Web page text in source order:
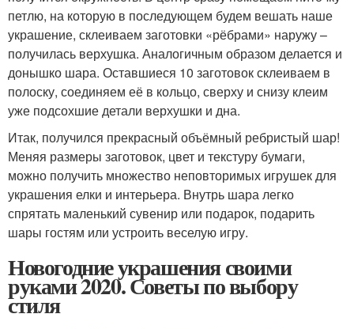
петлю, на которую в последующем будем вешать наше
украшение, склеиваем заготовки «рёбрами» наружу –
получилась верхушка. Аналогичным образом делается и
донышко шара. Оставшиеся 10 заготовок склеиваем в
полоску, соединяем её в кольцо, сверху и снизу клеим
уже подсохшие детали верхушки и дна.
Итак, получился прекрасный объёмный ребристый шар!
Меняя размеры заготовок, цвет и текстуру бумаги,
можно получить множество неповторимых игрушек для
украшения елки и интерьера. Внутрь шара легко
спрятать маленький сувенир или подарок, подарить
шары гостям или устроить веселую игру.
Новогодние украшения своими
руками 2020. Советы по выбору
стиля